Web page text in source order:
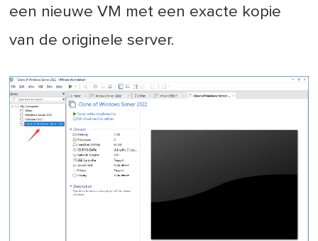
een nieuwe VM met een exacte kopie
van de originele server.